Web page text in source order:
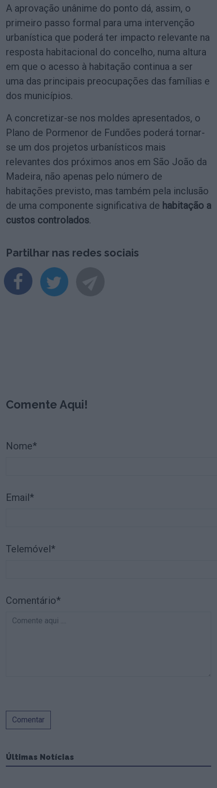
A aprovação unânime do ponto dá, assim, o
primeiro passo formal para uma intervenção
urbanística que poderá ter impacto relevante na
resposta habitacional do concelho, numa altura
em que o acesso à habitação continua a ser
uma das principais preocupações das famílias e
dos municípios.
A concretizar-se nos moldes apresentados, o
Plano de Pormenor de Fundões poderá tornar-
se um dos projetos urbanísticos mais
relevantes dos próximos anos em São João da
Madeira, não apenas pelo número de
habitações previsto, mas também pela inclusão
de uma componente significativa de habitação a
custos controlados.
Partilhar nas redes sociais
Comente Aqui!
Nome*
Email*
Telemóvel*
Comentário*
Comentar
Últimas Notícias